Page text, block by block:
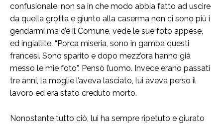
confusionale, non sa in che modo abbia fatto ad uscire
da quella grotta e giunto alla caserma non ci sono più i
gendarmi ma c’è il Comune, vede le sue foto appese,
ed ingiallite. “Porca miseria, sono in gamba questi
francesi. Sono sparito e dopo mezz’ora hanno già
messo le mie foto”. Pensò l’uomo. Invece erano passati
tre anni, la moglie l’aveva lasciato, lui aveva perso il
lavoro ed era stato creduto morto.
Nonostante tutto ciò, lui ha sempre ripetuto e giurato